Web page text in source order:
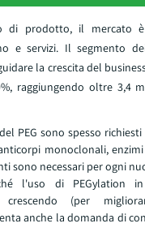
di prodotto, il mercato
e servizi. Il segmento
la crescita del
raggiungendo oltre 3,4
PEG sono spesso
monoclonali,
sono necessari per ogni
l'uso di PEGylation
(per
anche la domanda di